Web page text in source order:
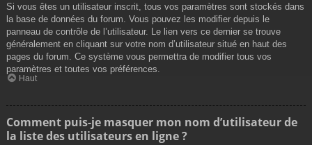
Si vous êtes un utilisateur inscrit, tous vos paramètres sont stockés dans
la base de données du forum. Vous pouvez les modifier depuis le
panneau de contrôle de l’utilisateur. Le lien vers ce dernier se trouve
généralement en cliquant sur votre nom d’utilisateur situé en haut des
pages du forum. Ce système vous permettra de modifier tous vos
paramètres et toutes vos préférences.
Haut
Comment puis-je masquer mon nom d’utilisateur de
la liste des utilisateurs en ligne ?